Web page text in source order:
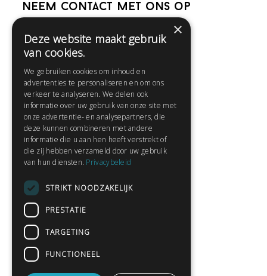
Neem contact met ons op
Help
Contact
Huisregels
Snel naar:
Gratis aanmelden
Privacybeleid
Gedichten lezen
Schrijfwedstrijden
×
Deze website maakt gebruik
van cookies.
We gebruiken cookies om inhoud en
advertenties te personaliseren en om ons
verkeer te analyseren. We delen ook
informatie over uw gebruik van onze site met
onze advertentie- en analysepartners, die
deze kunnen combineren met andere
informatie die u aan hen heeft verstrekt of
die zij hebben verzameld door uw gebruik
van hun diensten. Privacybeleid
STRIKT NOODZAKELIJK
PRESTATIE
TARGETING
FUNCTIONEEL